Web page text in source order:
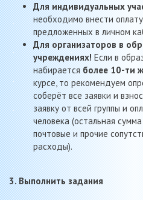
Для индивидуальных
необходимо внести
предложенных в личном
Для организаторов в
учреждениях! Если в
набирается более 10-ти
курсе, то рекомендуем
соберёт все заявки и
заявку от всей группы и
человека (остальная
почтовые и прочие
расходы).
3. Выполнить задания